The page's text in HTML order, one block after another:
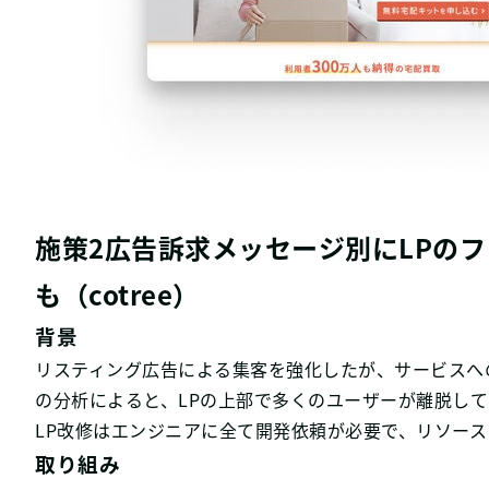
施策2広告訴求メッセージ別にLPの
も（cotree）
背景
リスティング広告による集客を強化したが、サービス
の分析によると、LPの上部で多くのユーザーが離脱し
LP改修はエンジニアに全て開発依頼が必要で、リソー
取り組み